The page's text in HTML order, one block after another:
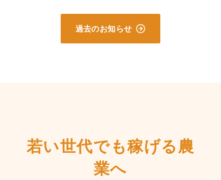
過去のお知らせ
若い世代でも稼げる農
業へ